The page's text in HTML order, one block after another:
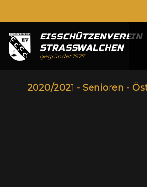
EISSCHÜTZENVEREIN
STRASSWALCHEN
gegründet 1977
2020/2021 - Senioren -